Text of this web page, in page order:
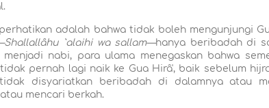
adalah bahwa tidak boleh mengunjungi
`alaihi wa sallam—hanya beribadah di
nabi, para ulama menegaskan bahwa
pernah lagi naik ke Gua Hirâ', baik sebelum
disyariatkan beribadah di dalamnya atau
mencari berkah.